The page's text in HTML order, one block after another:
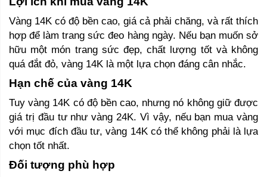
Vàng 14K có độ bền cao, giá cả phải chăng, và rất thích
hợp để làm trang sức đeo hàng ngày. Nếu bạn muốn sở
hữu một món trang sức đẹp, chất lượng tốt và không
quá đắt đỏ, vàng 14K là một lựa chọn đáng cân nhắc.
Hạn chế của vàng 14K
Tuy vàng 14K có độ bền cao, nhưng nó không giữ được
giá trị đầu tư như vàng 24K. Vì vậy, nếu bạn mua vàng
với mục đích đầu tư, vàng 14K có thể không phải là lựa
chọn tốt nhất.
Đối tượng phù hợp